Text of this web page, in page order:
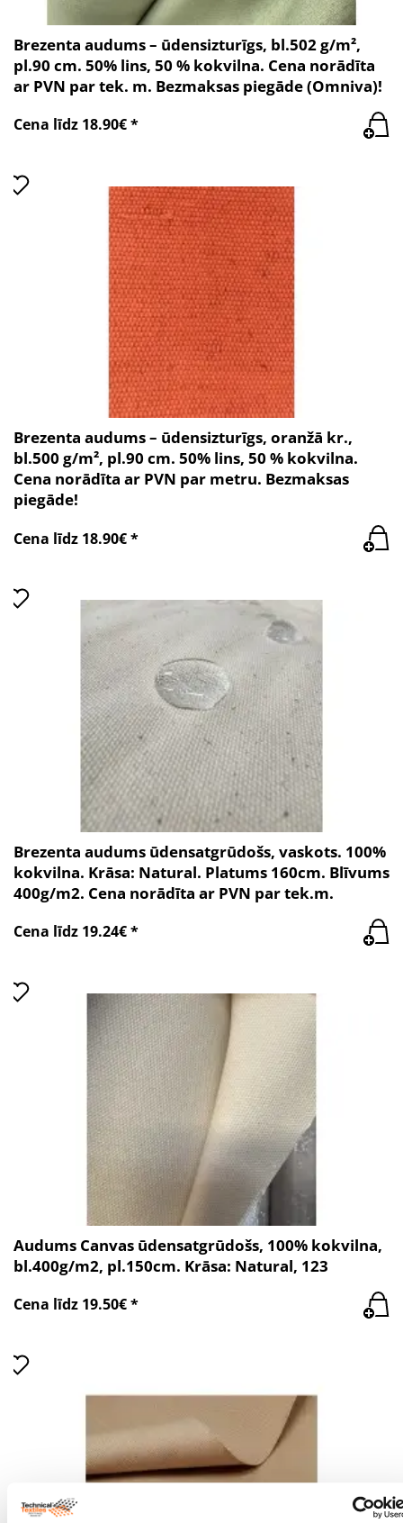
Brezenta audums – ūdensizturīgs, bl.502 g/m²,
pl.90 cm. 50% lins, 50 % kokvilna. Cena norādīta
ar PVN par tek. m. Bezmaksas piegāde (Omniva)!
Cena līdz 18.90€ *
Brezenta audums – ūdensizturīgs, oranžā kr.,
bl.500 g/m², pl.90 cm. 50% lins, 50 % kokvilna.
Cena norādīta ar PVN par metru. Bezmaksas
piegāde!
Cena līdz 18.90€ *
Brezenta audums ūdensatgrūdošs, vaskots. 100%
kokvilna. Krāsa: Natural. Platums 160cm. Blīvums
400g/m2. Cena norādīta ar PVN par tek.m.
Cena līdz 19.24€ *
Audums Canvas ūdensatgrūdošs, 100% kokvilna,
bl.400g/m2, pl.150cm. Krāsa: Natural, 123
Cena līdz 19.50€ *